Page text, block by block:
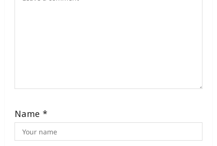
Name *